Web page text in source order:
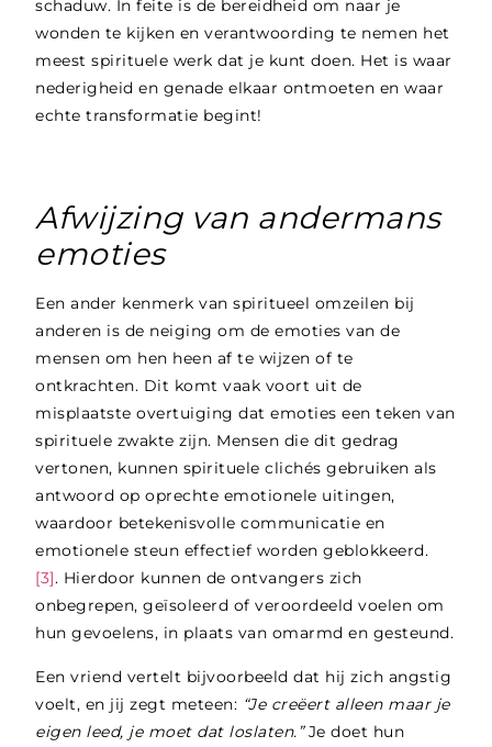
schaduw. In feite is de bereidheid om naar je
wonden te kijken en verantwoording te nemen het
meest spirituele werk dat je kunt doen. Het is waar
nederigheid en genade elkaar ontmoeten en waar
echte transformatie begint!
Afwijzing van andermans
emoties
Een ander kenmerk van spiritueel omzeilen bij
anderen is de neiging om de emoties van de
mensen om hen heen af te wijzen of te
ontkrachten. Dit komt vaak voort uit de
misplaatste overtuiging dat emoties een teken van
spirituele zwakte zijn. Mensen die dit gedrag
vertonen, kunnen spirituele clichés gebruiken als
antwoord op oprechte emotionele uitingen,
waardoor betekenisvolle communicatie en
emotionele steun effectief worden geblokkeerd.
[3]. Hierdoor kunnen de ontvangers zich
onbegrepen, geïsoleerd of veroordeeld voelen om
hun gevoelens, in plaats van omarmd en gesteund.
Een vriend vertelt bijvoorbeeld dat hij zich angstig
voelt, en jij zegt meteen: “Je creëert alleen maar je
eigen leed, je moet dat loslaten.”Je doet hun